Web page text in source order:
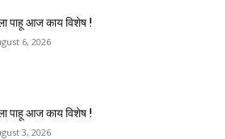
पाहू आज काय विशेष !
6, 2026
पाहू आज काय विशेष !
3, 2026